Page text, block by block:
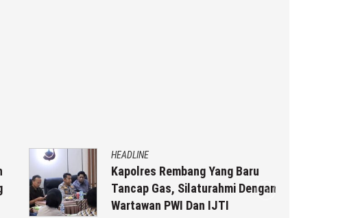
HEADLINE
Kapolres Rembang Yang Baru
Tancap Gas, Silaturahmi Dengan
Wartawan PWI Dan IJTI